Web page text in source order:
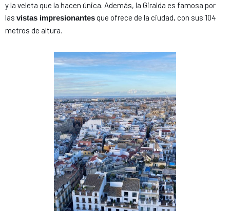
y la veleta que la hacen única. Además, la Giralda es famosa por
las vistas impresionantesque ofrece de la ciudad, con sus 104
metros de altura.